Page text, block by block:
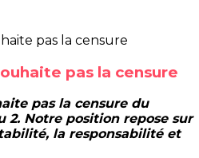
pas la censure
pas la censure du
2. Notre position repose sur
la responsabilité et